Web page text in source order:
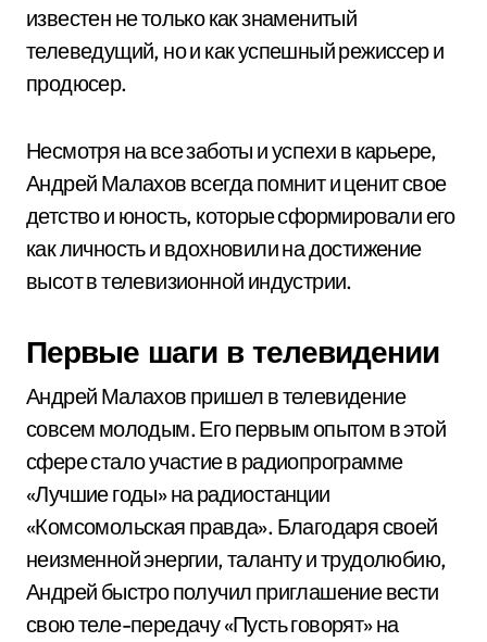
известен не только как знаменитый
телеведущий, но и как успешный режиссер и
продюсер.
Несмотря на все заботы и успехи в карьере,
Андрей Малахов всегда помнит и ценит свое
детство и юность, которые сформировали его
как личность и вдохновили на достижение
высот в телевизионной индустрии.
Первые шаги в телевидении
Андрей Малахов пришел в телевидение
совсем молодым. Его первым опытом в этой
сфере стало участие в радиопрограмме
«Лучшие годы» на радиостанции
«Комсомольская правда». Благодаря своей
неизменной энергии, таланту и трудолюбию,
Андрей быстро получил приглашение вести
свою теле-передачу «Пусть говорят» на